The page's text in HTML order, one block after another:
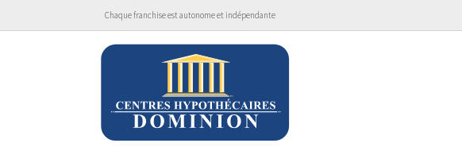
Chaque franchise est autonome et indépendante